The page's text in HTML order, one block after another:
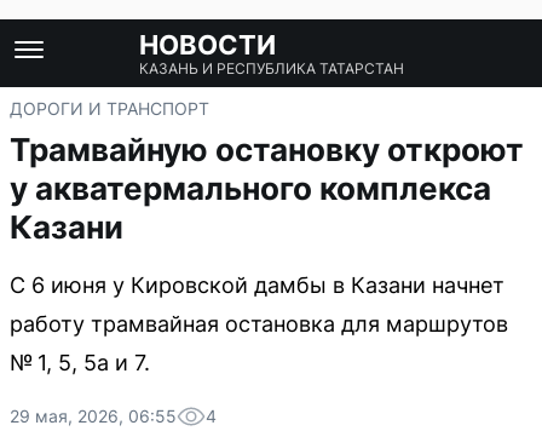
НОВОСТИ
КАЗАНЬ И РЕСПУБЛИКА ТАТАРСТАН
ДОРОГИ И ТРАНСПОРТ
Трамвайную остановку откроют
у акватермального комплекса
Казани
С 6 июня у Кировской дамбы в Казани начнет
работу трамвайная остановка для маршрутов
№ 1, 5, 5а и 7.
29 мая, 2026, 06:55 4